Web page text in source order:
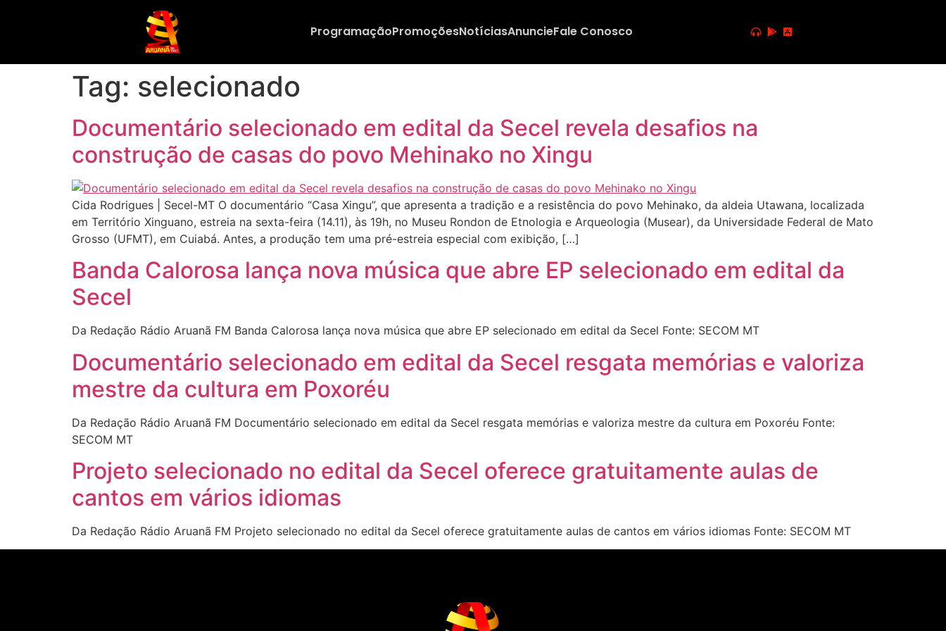
ProgramaçãoPromoçõesNotíciasAnuncieFale Conosco
Tag: selecionado
Documentário selecionado em edital da Secel revela desafios na
construção de casas do povo Mehinako no Xingu
Cida Rodrigues | Secel-MT O documentário “Casa Xingu”, que apresenta a tradição e a resistência do povo Mehinako, da aldeia Utawana, localizada
em Território Xinguano, estreia na sexta-feira (14.11), às 19h, no Museu Rondon de Etnologia e Arqueologia (Musear), da Universidade Federal de Mato
Grosso (UFMT), em Cuiabá. Antes, a produção tem uma pré-estreia especial com exibição, […]
Banda Calorosa lança nova música que abre EP selecionado em edital da
Secel
Da Redação Rádio Aruanã FM Banda Calorosa lança nova música que abre EP selecionado em edital da Secel Fonte: SECOM MT
Documentário selecionado em edital da Secel resgata memórias e valoriza
mestre da cultura em Poxoréu
Da Redação Rádio Aruanã FM Documentário selecionado em edital da Secel resgata memórias e valoriza mestre da cultura em Poxoréu Fonte:
SECOM MT
Projeto selecionado no edital da Secel oferece gratuitamente aulas de
cantos em vários idiomas
Da Redação Rádio Aruanã FM Projeto selecionado no edital da Secel oferece gratuitamente aulas de cantos em vários idiomas Fonte: SECOM MT